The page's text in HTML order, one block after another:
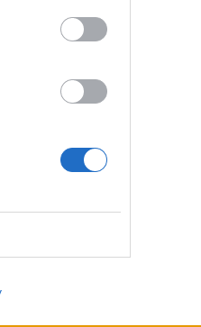
ratowników medycznych.
silnymi dolegliwościami
zgodnie z